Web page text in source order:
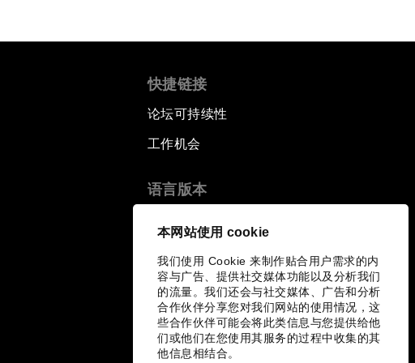
本网站使用 cookie
我们使用 Cookie 来制作贴合用户需求的内
容与广告、提供社交媒体功能以及分析我们
的流量。我们还会与社交媒体、广告和分析
合作伙伴分享您对我们网站的使用情况，这
些合作伙伴可能会将此类信息与您提供给他
们或他们在您使用其服务的过程中收集的其
他信息相结合。
快捷链接
论坛可持续性
工作机会
语言版本